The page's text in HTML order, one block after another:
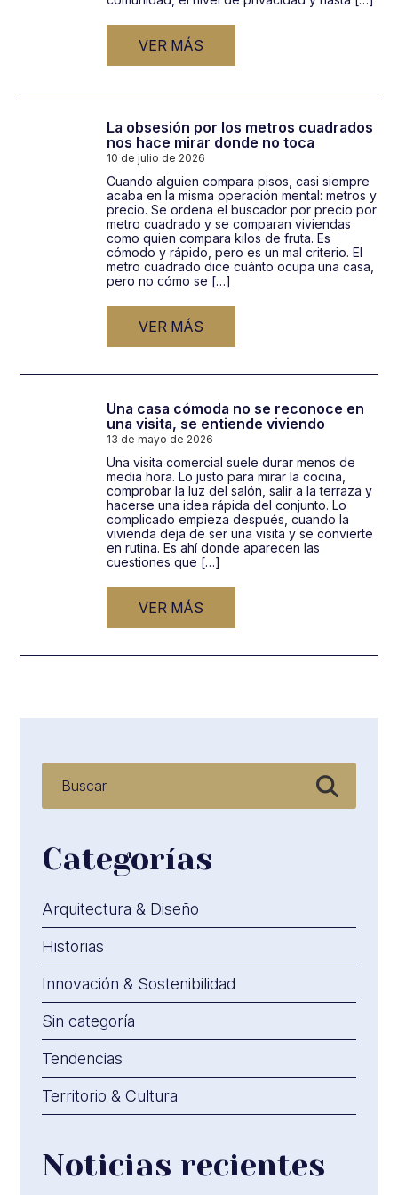
Categorías
Arquitectura & Diseño
Historias
Innovación & Sostenibilidad
Sin categoría
Tendencias
Territorio & Cultura
Noticias recientes
VER MÁS
La obsesión por los metros cuadrados
nos hace mirar donde no toca
10 de julio de 2026
Cuando alguien compara pisos, casi siempre
acaba en la misma operación mental: metros y
precio. Se ordena el buscador por precio por
metro cuadrado y se comparan viviendas
como quien compara kilos de fruta. Es
cómodo y rápido, pero es un mal criterio. El
metro cuadrado dice cuánto ocupa una casa,
pero no cómo se […]
VER MÁS
Una casa cómoda no se reconoce en
una visita, se entiende viviendo
13 de mayo de 2026
Una visita comercial suele durar menos de
media hora. Lo justo para mirar la cocina,
comprobar la luz del salón, salir a la terraza y
hacerse una idea rápida del conjunto. Lo
complicado empieza después, cuando la
vivienda deja de ser una visita y se convierte
en rutina. Es ahí donde aparecen las
cuestiones que […]
VER MÁS